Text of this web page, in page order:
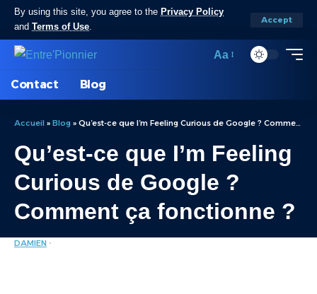
By using this site, you agree to the Privacy Policy
and Terms of Use.
Accept
Aa
Contact Blog
Accueil » Blog » Qu’est-ce que I’m Feeling Curious de Google ? Comment ça fonctionne ?
Qu’est-ce que I’m Feeling
Curious de Google ?
Comment ça fonctionne ?
DAMIEN